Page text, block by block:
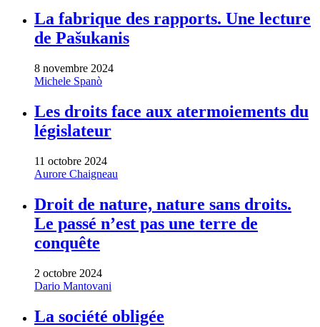
La fabrique des rapports. Une lecture
de Pašukanis
8 novembre 2024
Michele Spanò
Les droits face aux atermoiements du
législateur
11 octobre 2024
Aurore Chaigneau
Droit de nature, nature sans droits.
Le passé n’est pas une terre de
conquête
2 octobre 2024
Dario Mantovani
La société obligée